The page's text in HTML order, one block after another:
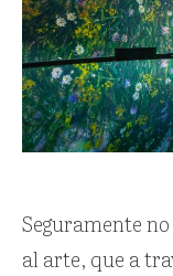
Seguramente
al arte, que a